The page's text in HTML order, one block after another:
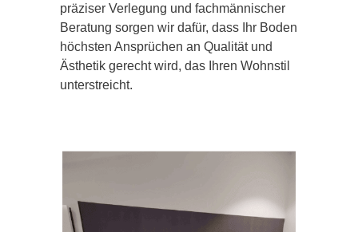
präziser Verlegung und fachmännischer
Beratung sorgen wir dafür, dass Ihr Boden
höchsten Ansprüchen an Qualität und
Ästhetik gerecht wird, das Ihren Wohnstil
unterstreicht.